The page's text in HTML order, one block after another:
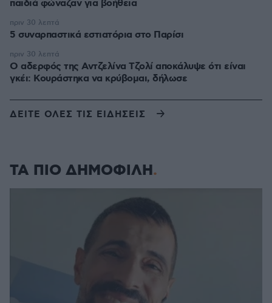
παιδιά φώναζαν για βοήθεια
5 συναρπαστικά εστιατόρια στο Παρίσι
πριν 30 λεπτά
Ο αδερφός της Αντζελίνα Τζολί αποκάλυψε ότι είναι
γκέι: Κουράστηκα να κρύβομαι, δήλωσε
πριν 30 λεπτά
ΔΕΙΤΕ ΟΛΕΣ ΤΙΣ ΕΙΔΗΣΕΙΣ
ΤΑ ΠΙΟ ΔΗΜΟΦΙΛΗ